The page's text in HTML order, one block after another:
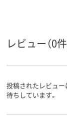
レビュー（0件
投稿されたレビュ
待ちしています。